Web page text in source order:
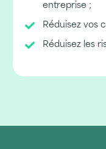
entreprise ;
Réduisez vos
Réduisez les